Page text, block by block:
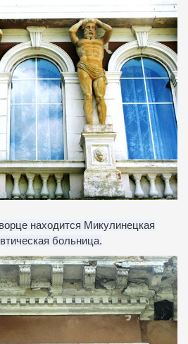
находится Микулинецкая
больница.